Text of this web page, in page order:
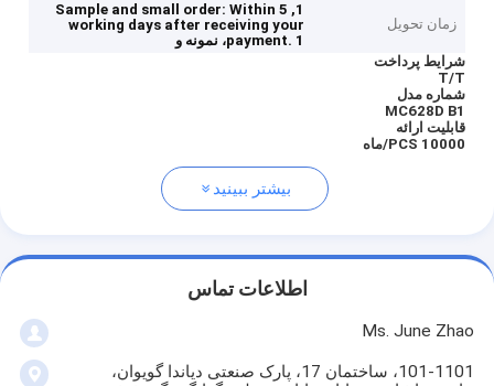
زمان تحویل
1, Sample and small order: Within 5
working days after receiving your
payment. 1، نمونه و
شرایط پرداخت
T/T
شماره مدل
MC628D B1
قابلیت ارائه
10000 PCS/ماه
بیشتر ببینید
اطلاعات تماس
Ms. June Zhao
101-1101، ساختمان 17، پارک صنعتی دیاندا گویوان،